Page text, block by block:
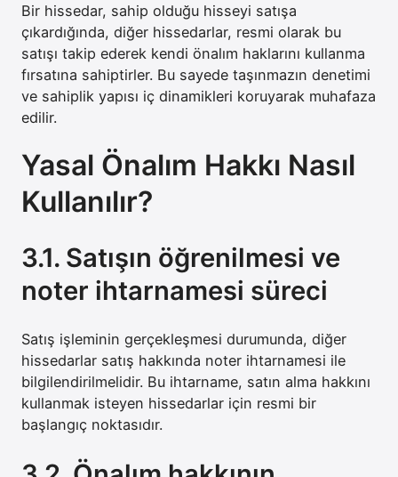
Bir hissedar, sahip olduğu hisseyi satışa
çıkardığında, diğer hissedarlar, resmi olarak bu
satışı takip ederek kendi önalım haklarını kullanma
fırsatına sahiptirler. Bu sayede taşınmazın denetimi
ve sahiplik yapısı iç dinamikleri koruyarak muhafaza
edilir.
Yasal Önalım Hakkı Nasıl
Kullanılır?
3.1. Satışın öğrenilmesi ve
noter ihtarnamesi süreci
Satış işleminin gerçekleşmesi durumunda, diğer
hissedarlar satış hakkında noter ihtarnamesi ile
bilgilendirilmelidir. Bu ihtarname, satın alma hakkını
kullanmak isteyen hissedarlar için resmi bir
başlangıç noktasıdır.